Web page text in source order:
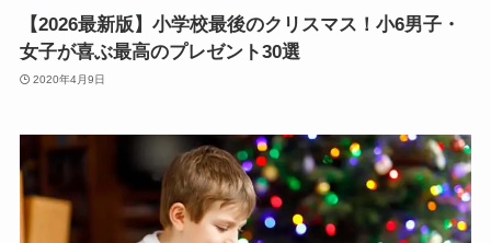
【2026最新版】小学校最後のクリスマス！小6男子・
女子が喜ぶ最高のプレゼント30選
2020年4月9日